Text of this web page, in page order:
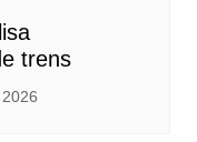
trens